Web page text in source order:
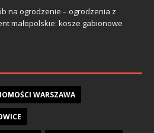
na ogrodzenie – ogrodzenia z
małopolskie: kosze gabionowe
WARSZAWA